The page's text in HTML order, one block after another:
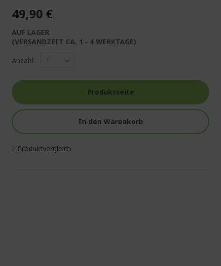
49,90 €
AUF LAGER
(VERSANDZEIT CA. 1 - 4 WERKTAGE)
Anzahl:
Produktseite
In den Warenkorb
Produktvergleich